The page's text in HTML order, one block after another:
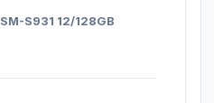
S931 12/128GB